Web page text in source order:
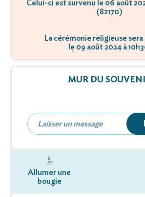
Celui-ci est survenu le 06 août
(82170)
La cérémonie religieuse
le 09 août 2024 à
MUR DU
Allumer une
bougie